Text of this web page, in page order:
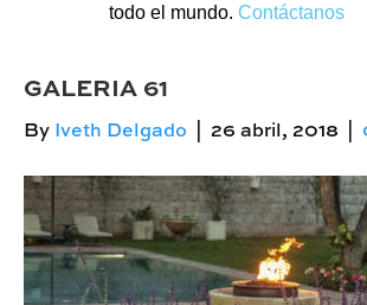
todo el mundo. Contáctanos
GALERIA 61
By Iveth Delgado 26 abril, 2018